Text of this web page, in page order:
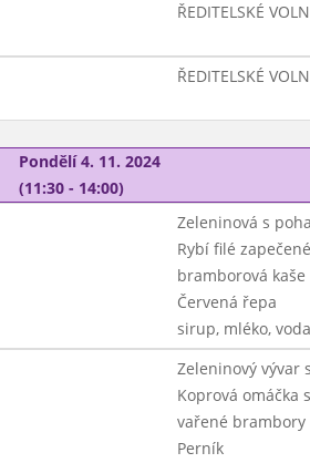
ŘEDITELSKÉ
ŘEDITELSKÉ
Pondělí 4. 11. 2024
(11:30 - 14:00)
Zeleninová s
Rybí filé
bramborová kaše
Červená řepa
sirup, mléko,
Zeleninový vývar
Koprová omáčka
vařené brambory
Perník